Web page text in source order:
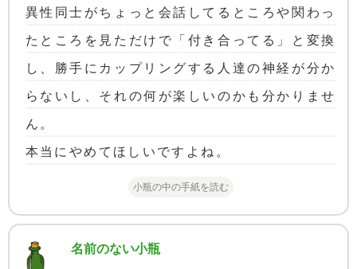
異性同士がちょっと会話してるところや関わっ
たところを見ただけで「付き合ってる」と変換
し、勝手にカップリングする人達の神経が分か
らないし、それの何が楽しいのかも分かりませ
ん。
本当にやめてほしいですよね。
小瓶の中の手紙を読む
名前のない小瓶